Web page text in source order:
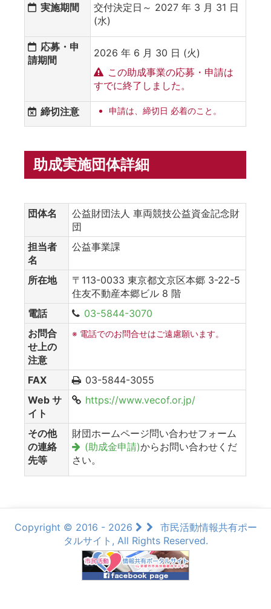
実施期間
交付決定日～ 2027 年 3 月 31 日
(水)
応募・申
請期間
2026 年 6 月 30 日 (火)
この助成事業の応募・申請は
すでに終了しました。
締切注意 申請は、締切日 必着のこと。
助成実施団体詳細
団体名
公益財団法人 車両競技公益資金記念財
団
担当者
名
公益事業課
所在地
〒113-0033 東京都文京区本郷 3-22-5
住友不動産本郷ビル 8 階
電話
03-5844-3070
お問合
せ上の
注意
※ 電話でのお問合せはご遠慮願います。
FAX
03-5844-3055
Web サ
イト
https://www.vecof.or.jp/
その他
の連絡
先等
財団ホームページ問い合わせフォーム
(助成金申請)からお問い合わせくだ
さい。
Copyright © 2016 - 2026
市民活動情報共有ポー
タルサイト, All Rights Reserved.